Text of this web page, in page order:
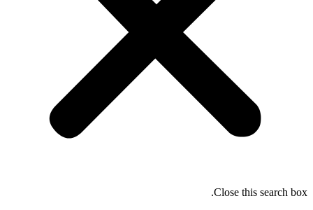
Close this search box.